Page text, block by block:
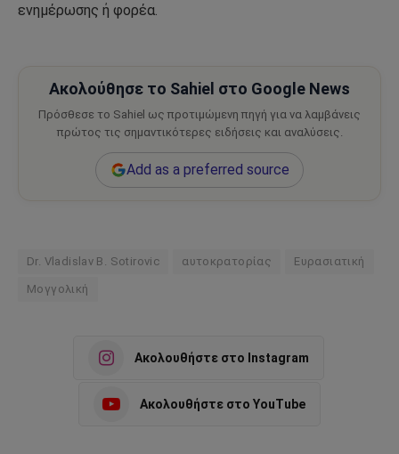
ενημέρωσης ή φορέα.
Ακολούθησε το Sahiel στο Google News
Πρόσθεσε το Sahiel ως προτιμώμενη πηγή για να λαμβάνεις
πρώτος τις σημαντικότερες ειδήσεις και αναλύσεις.
Add as a preferred source
Dr. Vladislav B. Sotirovic αυτοκρατορίας Ευρασιατική
Μογγολική
Ακολουθήστε στο Instagram
Ακολουθήστε στο YouTube